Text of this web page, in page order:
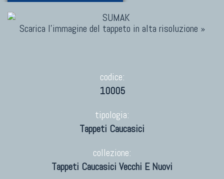
Scarica l'immagine del tappeto in alta risoluzione »
codice:
10005
tipologia:
Tappeti Caucasici
collezione:
Tappeti Caucasici Vecchi E Nuovi